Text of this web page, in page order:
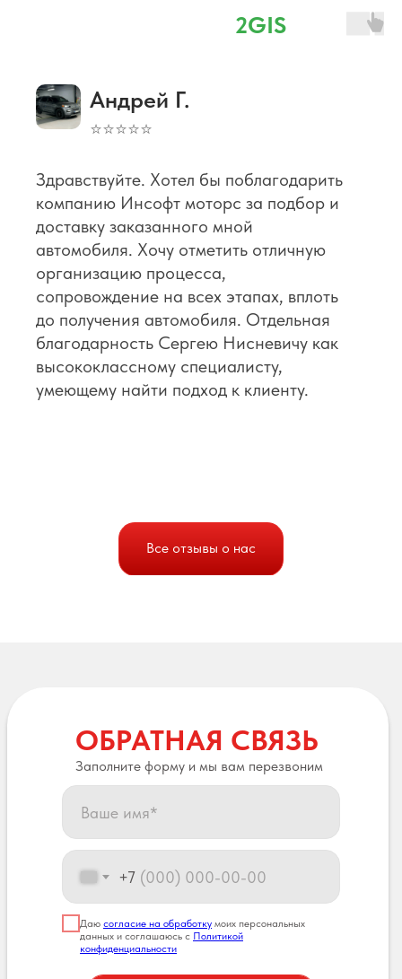
2GIS
Андрей Г.
⭐⭐⭐⭐⭐
Здравствуйте. Хотел бы поблагодарить
компанию Инсофт моторс за подбор и
доставку заказанного мной
автомобиля. Хочу отметить отличную
организацию процесса,
сопровождение на всех этапах, вплоть
до получения автомобиля. Отдельная
благодарность Сергею Нисневичу как
высококлассному специалисту,
умеющему найти подход к клиенту.
Все отзывы о нас
ОБРАТНАЯ СВЯЗЬ
Заполните форму и мы вам перезвоним
+7
Даю согласие на обработку моих персональных
данных и соглашаюсь с Политикой
конфиденциальности